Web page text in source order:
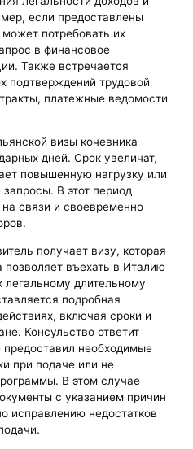
если предоставлены
потребовать их
в финансовое
Также встречается
подтверждений трудовой
платежные ведомости
визы кочевника
дней. Срок увеличат,
повышенную нагрузку или
В этот период
связи и своевременно
получает визу, которая
позволяет въехать в Италию
длительному
подробная
включая сроки и
Консульство ответит
предоставил необходимые
при подаче или не
В этом случае
с указанием причин
исправлению недостатков